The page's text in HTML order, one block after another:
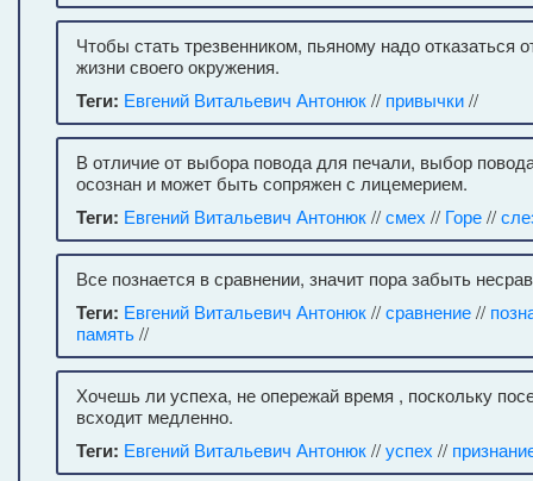
Чтобы стать трезвенником, пьяному надо отказаться
жизни своего окружения.
Теги: Евгений Витальевич Антонюк// привычки//
В отличие от выбора повода для печали, выбор
осознан и может быть сопряжен с лицемерием.
Теги: Евгений Витальевич Антонюк//смех // Горе//
Все познается в сравнении, значит пора забыть
Теги: Евгений Витальевич Антонюк//сравнение//
память//
Хочешь ли успеха, не опережай время , поскольку
всходит медленно.
Теги: Евгений Витальевич Антонюк//успех //